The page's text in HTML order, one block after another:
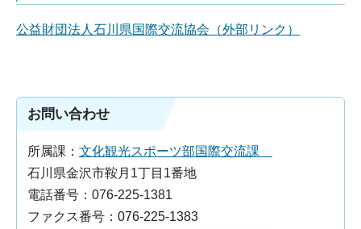
公益財団法人石川県国際交流協会（外部リンク）
お問い合わせ
所属課： 文化観光スポーツ部国際交流課
石川県金沢市鞍月1丁目1番地
電話番号：076-225-1381
ファクス番号：076-225-1383